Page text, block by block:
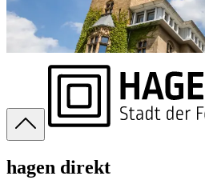
hagen direkt